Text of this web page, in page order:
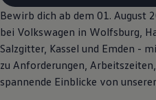
Bewirb dich ab dem 01. August
bei Volkswagen in Wolfsburg,
Salzgitter, Kassel und Emden -
zu Anforderungen,
spannende Einblicke von